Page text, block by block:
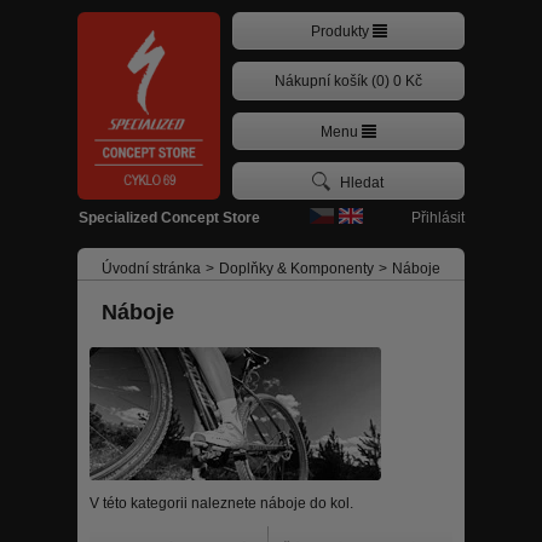
Specialized Concept Store Přihlásit
Produkty
Nákupní košík (0) 0 Kč
Menu
Úvodní stránka > Doplňky & Komponenty > Náboje
Náboje
V této kategorii naleznete náboje do kol.